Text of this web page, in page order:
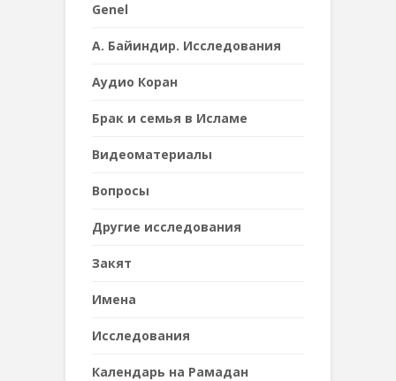
Genel
А. Байиндир. Исследования
Аудио Коран
Брак и семья в Исламе
Видеоматериалы
Вопросы
Другие исследования
Закят
Имена
Исследования
Календарь на Рамадан